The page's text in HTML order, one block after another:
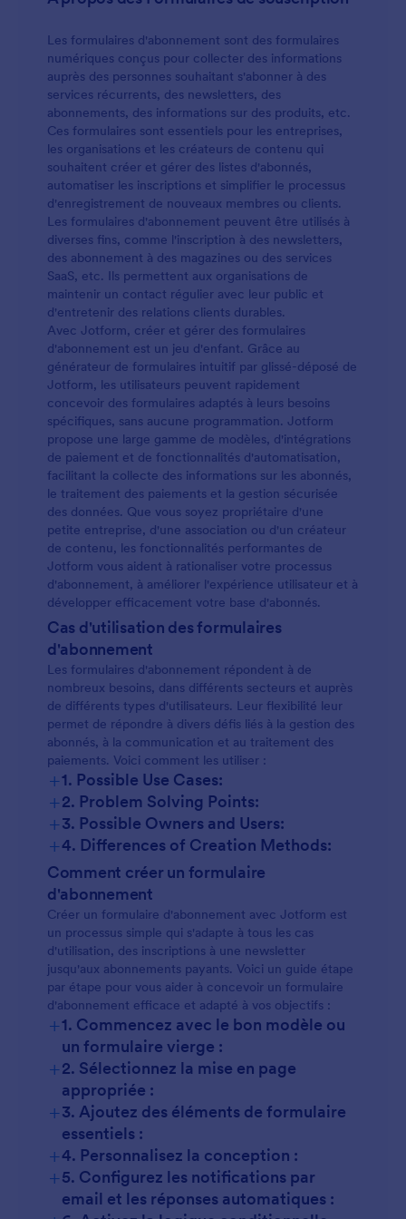
à votre style. Si vous souhaitez que le formulaire
générateur de formulaire gratuit pour ajouter,
supprimer ou mettre à jour des questions. Si vous
envoyez les réponses à vos autres comptes, utilisez
l'une de nos plus de 100 intégrations pour obtenir
les informations dont vous avez besoin sans changer
de programme.
Les formulaires d'abonnement sont des formulaires
numériques conçus pour collecter des informations
auprès des personnes souhaitant s'abonner à des
services récurrents, des newsletters, des
abonnements, des informations sur des produits, etc.
Ces formulaires sont essentiels pour les entreprises,
les organisations et les créateurs de contenu qui
souhaitent créer et gérer des listes d'abonnés,
automatiser les inscriptions et simplifier le processus
d'enregistrement de nouveaux membres ou clients.
Les formulaires d'abonnement peuvent être utilisés à
diverses fins, comme l'inscription à des newsletters,
des abonnement à des magazines ou des services
SaaS, etc. Ils permettent aux organisations de
maintenir un contact régulier avec leur public et
d'entretenir des relations clients durables.
Avec Jotform, créer et gérer des formulaires
d'abonnement est un jeu d'enfant. Grâce au
générateur de formulaires intuitif par glissé-déposé de
Jotform, les utilisateurs peuvent rapidement
concevoir des formulaires adaptés à leurs besoins
spécifiques, sans aucune programmation. Jotform
propose une large gamme de modèles, d'intégrations
de paiement et de fonctionnalités d'automatisation,
facilitant la collecte des informations sur les abonnés,
le traitement des paiements et la gestion sécurisée
des données. Que vous soyez propriétaire d'une
petite entreprise, d'une association ou d'un créateur
de contenu, les fonctionnalités performantes de
Jotform vous aident à rationaliser votre processus
d'abonnement, à améliorer l'expérience utilisateur et à
développer efficacement votre base d'abonnés.
Cas d'utilisation des formulaires
d'abonnement
Les formulaires d'abonnement répondent à de
nombreux besoins, dans différents secteurs et auprès
de différents types d'utilisateurs. Leur flexibilité leur
permet de répondre à divers défis liés à la gestion des
abonnés, à la communication et au traitement des
paiements. Voici comment les utiliser :
+1. Possible Use Cases:
+2. Problem Solving Points:
+3. Possible Owners and Users:
+4. Differences of Creation Methods:
Comment créer un formulaire
d'abonnement
Créer un formulaire d'abonnement avec Jotform est
un processus simple qui s'adapte à tous les cas
d'utilisation, des inscriptions à une newsletter
jusqu'aux abonnements payants. Voici un guide étape
par étape pour vous aider à concevoir un formulaire
d'abonnement efficace et adapté à vos objectifs :
+1. Commencez avec le bon modèle ou
un formulaire vierge :
+2. Sélectionnez la mise en page
appropriée :
+3. Ajoutez des éléments de formulaire
essentiels :
+4. Personnalisez la conception :
+5. Configurez les notifications par
email et les réponses automatiques :